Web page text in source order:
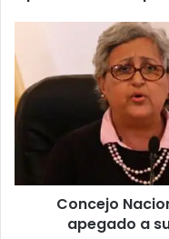
Electoral
venezolano,
apegado
electoral
Concejo
apegado a